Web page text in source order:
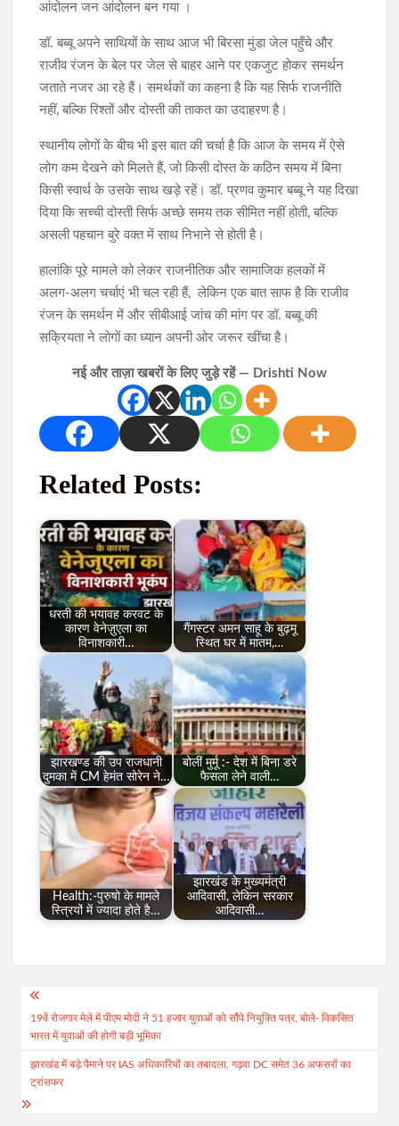
आंदोलन जन आंदोलन बन गया ।
डॉ. बब्बू अपने साथियों के साथ आज भी बिरसा मुंडा जेल पहुँचे और
राजीव रंजन के बेल पर जेल से बाहर आने पर एकजुट होकर समर्थन
जताते नजर आ रहे हैं। समर्थकों का कहना है कि यह सिर्फ राजनीति
नहीं, बल्कि रिश्तों और दोस्ती की ताकत का उदाहरण है।
स्थानीय लोगों के बीच भी इस बात की चर्चा है कि आज के समय में ऐसे
लोग कम देखने को मिलते हैं, जो किसी दोस्त के कठिन समय में बिना
किसी स्वार्थ के उसके साथ खड़े रहें। डॉ. प्रणव कुमार बब्बू ने यह दिखा
दिया कि सच्ची दोस्ती सिर्फ अच्छे समय तक सीमित नहीं होती, बल्कि
असली पहचान बुरे वक्त में साथ निभाने से होती है।
हालांकि पूरे मामले को लेकर राजनीतिक और सामाजिक हलकों में
अलग-अलग चर्चाएं भी चल रही हैं, लेकिन एक बात साफ है कि राजीव
रंजन के समर्थन में और सीबीआई जांच की मांग पर डॉ. बब्बू की
सक्रियता ने लोगों का ध्यान अपनी ओर जरूर खींचा है।
नई और ताज़ा खबरों के लिए जुड़े रहें — Drishti Now
Related Posts:
धरती की भयावह करवट के
कारण वेनेज़ुएला का
विनाशकारी…
गैंगस्टर अमन साहू के बुढ़मू
स्थित घर में मातम,…
झारखण्ड की उप राजधानी
दुमका में CM हेमंत सोरेन ने…
बोलीं मुर्मू :- देश में बिना डरे
फैसला लेने वाली…
Health:-पुरुषो के मामले
स्त्रियों में ज्यादा होते है…
झारखंड के मुख्यमंत्री
आदिवासी, लेकिन सरकार
आदिवासी…
Post
navigation
19वें रोजगार मेले में पीएम मोदी ने 51 हजार युवाओं को सौंपे नियुक्ति पत्र, बोले- विकसित
भारत में युवाओं की होगी बड़ी भूमिका
झारखंड में बड़े पैमाने पर IAS अधिकारियों का तबादला, गढ़वा DC समेत 36 अफसरों का
ट्रांसफर